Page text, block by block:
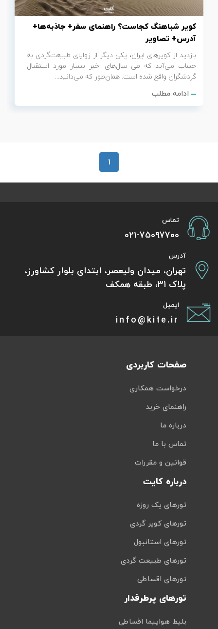
کویر شباهنگ کجاست؟ راهنمای سفر+ جاذبه‌ها+
آدرس+ تصاویر
بازدید از کویرهای ایران، یکی دیگر از زوایای طبیعت‌گردی به
حساب می‌آید که طی سال‌های اخیر بسیار مورد استقبال
گردشگران واقع شده است. همان‌طور که می‌دانید...
ادامه مطلب
1
تماس
021-75097700
آدرس
تهران، میدان ولیعصر، ابتدای بلوار کشاورز،
پلاک 31، طبقه همکف
ایمیل
info@kite.ir
صفحات کاربردی
درخواست همکاری
راهنمای خرید
درباره ما
تماس با ما
قوانین و مقررات
درباره کایت
تورهای یک روزه
تورهای کویر گردی
تورهای استانبول
تورهای طبیعت گردی
تورهای اقساطی
تورهای پرطرفدار
بلیط هواپیما اقساطی